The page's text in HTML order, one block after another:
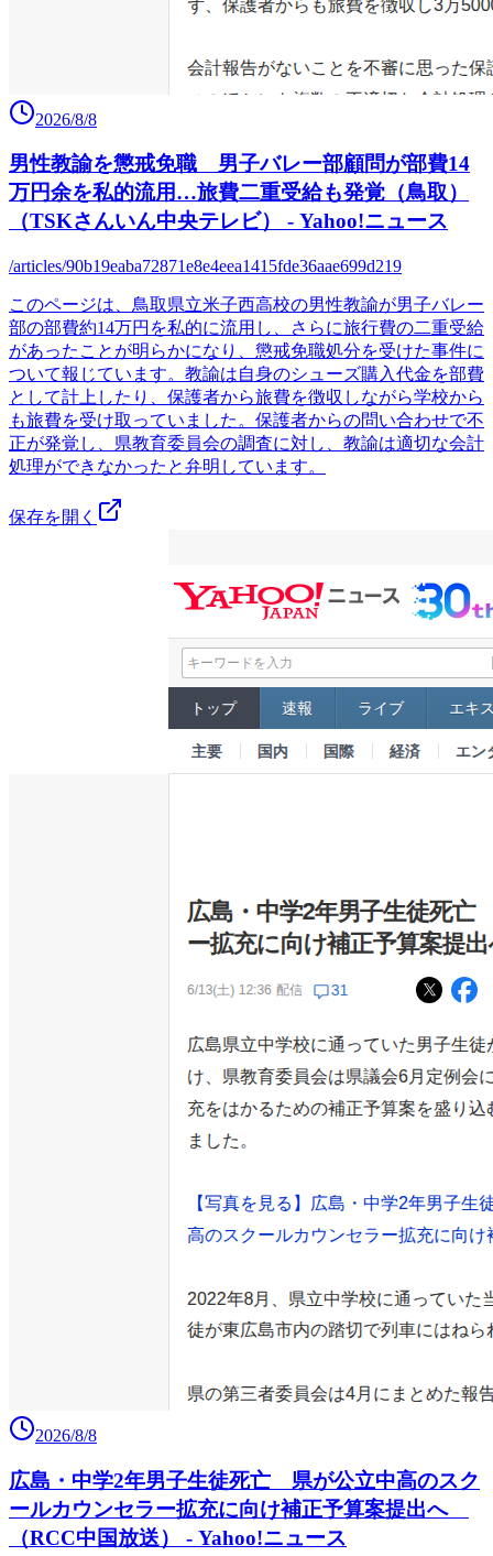
2026/8/8
男性教諭を懲戒免職 男子バレー部顧問が部費14
万円余を私的流用…旅費二重受給も発覚（鳥取）
（TSKさんいん中央テレビ） - Yahoo!ニュース
/articles/90b19eaba72871e8e4eea1415fde36aae699d219
このページは、鳥取県立米子西高校の男性教諭が男子バレー
部の部費約14万円を私的に流用し、さらに旅行費の二重受給
があったことが明らかになり、懲戒免職処分を受けた事件に
ついて報じています。教諭は自身のシューズ購入代金を部費
として計上したり、保護者から旅費を徴収しながら学校から
も旅費を受け取っていました。保護者からの問い合わせで不
正が発覚し、県教育委員会の調査に対し、教諭は適切な会計
処理ができなかったと弁明しています。
保存を開く
2026/8/8
広島・中学2年男子生徒死亡 県が公立中高のスク
ールカウンセラー拡充に向け補正予算案提出へ
（RCC中国放送） - Yahoo!ニュース